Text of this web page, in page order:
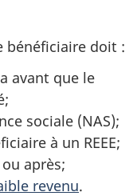
bénéficiaire doit :
avant que le
sociale (NAS);
à un REEE;
après;
revenu.